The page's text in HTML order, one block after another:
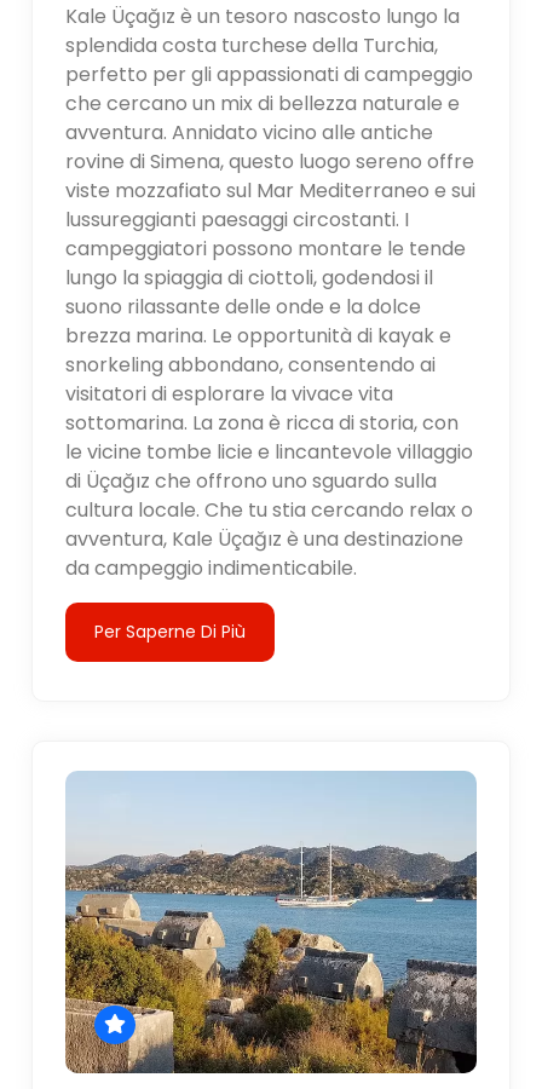
Kale Üçağız è un tesoro nascosto lungo la
splendida costa turchese della Turchia,
perfetto per gli appassionati di campeggio
che cercano un mix di bellezza naturale e
avventura. Annidato vicino alle antiche
rovine di Simena, questo luogo sereno offre
viste mozzafiato sul Mar Mediterraneo e sui
lussureggianti paesaggi circostanti. I
campeggiatori possono montare le tende
lungo la spiaggia di ciottoli, godendosi il
suono rilassante delle onde e la dolce
brezza marina. Le opportunità di kayak e
snorkeling abbondano, consentendo ai
visitatori di esplorare la vivace vita
sottomarina. La zona è ricca di storia, con
le vicine tombe licie e lincantevole villaggio
di Üçağız che offrono uno sguardo sulla
cultura locale. Che tu stia cercando relax o
avventura, Kale Üçağız è una destinazione
da campeggio indimenticabile.
Per Saperne Di Più